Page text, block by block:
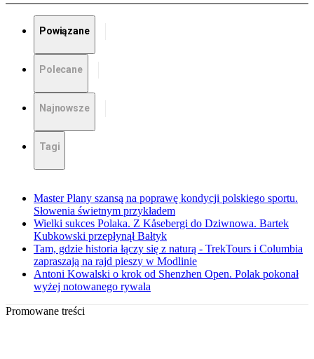
Powiązane
Polecane
Najnowsze
Tagi
Master Plany szansą na poprawę kondycji polskiego sportu.
Słowenia świetnym przykładem
Wielki sukces Polaka. Z Kåsebergi do Dziwnowa. Bartek
Kubkowski przepłynął Bałtyk
Tam, gdzie historia łączy się z naturą - TrekTours i Columbia
zapraszają na rajd pieszy w Modlinie
Antoni Kowalski o krok od Shenzhen Open. Polak pokonał
wyżej notowanego rywala
Promowane treści